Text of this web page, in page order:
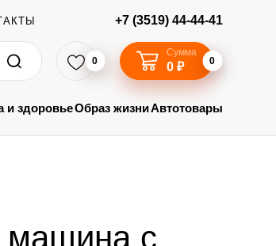
+7 (3519) 44-44-41
0
Сумма
0 ₽ 0
и здоровьеОбраз жизниАвтотовары
машина с